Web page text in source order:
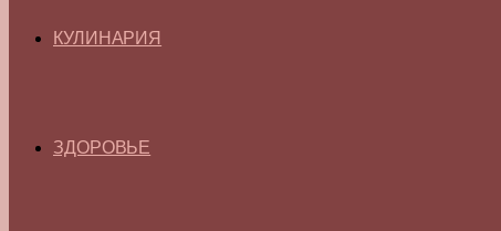
КУЛИНАРИЯ
ЗДОРОВЬЕ